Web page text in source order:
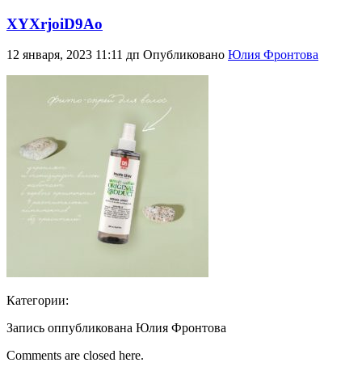
XYXrjoiD9Ao
12 января, 2023 11:11 дп Опубликовано Юлия Фронтова
Категории:
Запись оппубликована Юлия Фронтова
Comments are closed here.